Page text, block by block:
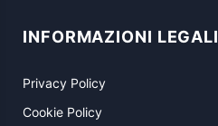
INFORMAZIONI LEGALI
Privacy Policy
Cookie Policy